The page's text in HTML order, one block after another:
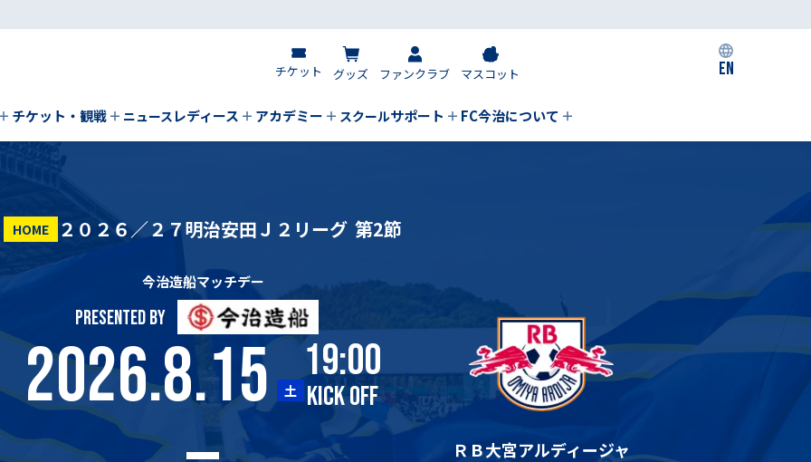
チケット グッズ ファンクラブ マスコット EN
チケット・観戦 ニュース レディース アカデミー スクールサポート FC今治について
HOME ２０２６／２７明治安田Ｊ２リーグ 第2節
今治造船マッチデー
PRESENTED BY
2026.8.15 土
19:00
KICK OFF
ＲＢ大宮アルディージャ